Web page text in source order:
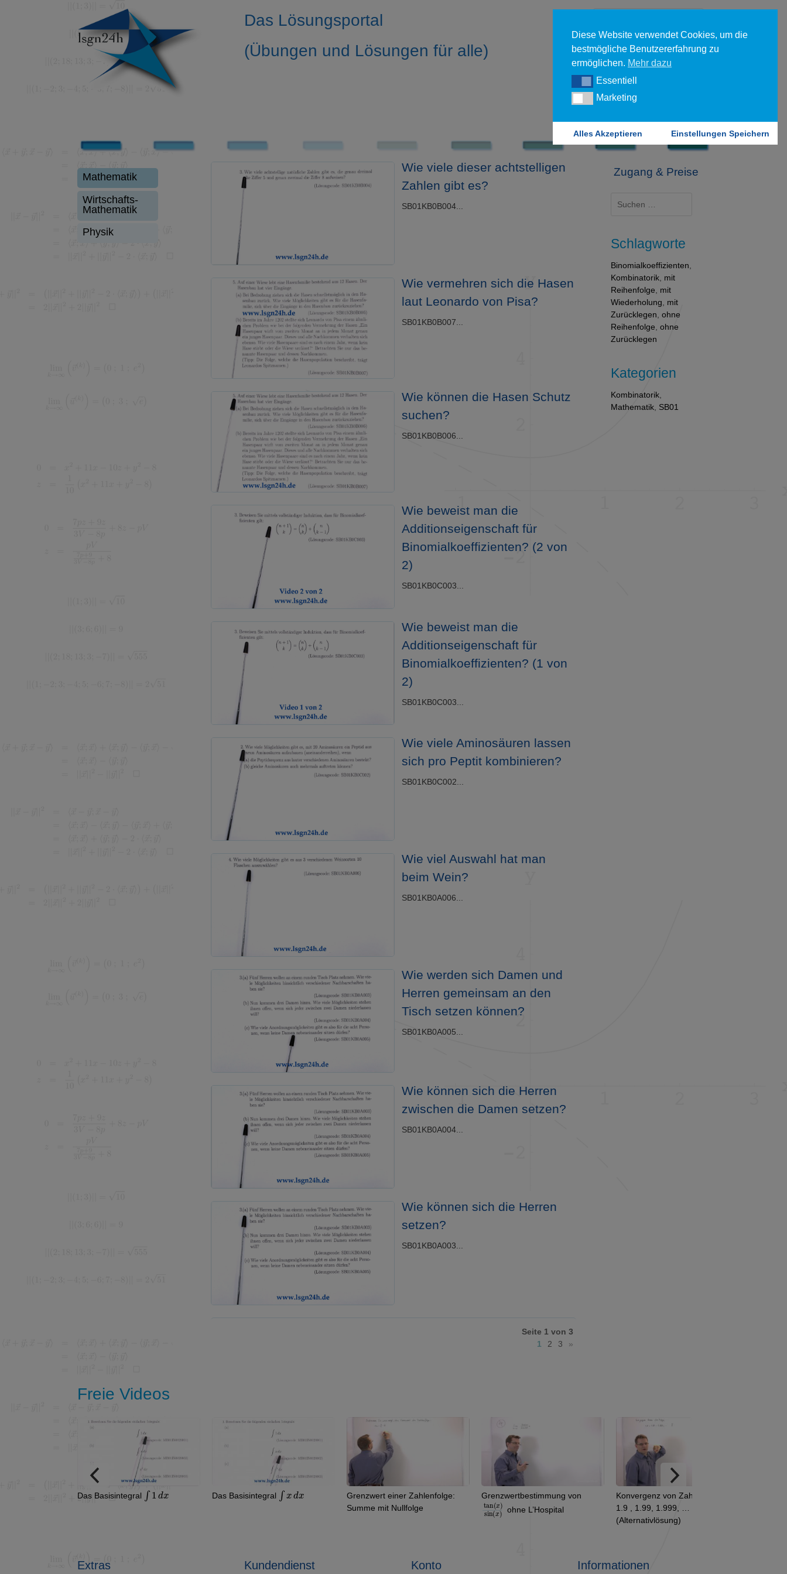
Das Lösungsportal
(Übungen und Lösungen für alle)
Forgot your password?
Mathematik
Wirtschafts-
Mathematik
Physik
Wie viele dieser achtstelligen
Zahlen gibt es?
SB01KB0B004...
Wie vermehren sich die Hasen
laut Leonardo von Pisa?
SB01KB0B007...
Wie können die Hasen Schutz
suchen?
SB01KB0B006...
Wie beweist man die
Additionseigenschaft für
Binomialkoeffizienten? (2 von
2)
SB01KB0C003...
Wie beweist man die
Additionseigenschaft für
Binomialkoeffizienten? (1 von
2)
SB01KB0C003...
Wie viele Aminosäuren lassen
sich pro Peptit kombinieren?
SB01KB0C002...
Wie viel Auswahl hat man
beim Wein?
SB01KB0A006...
Wie werden sich Damen und
Herren gemeinsam an den
Tisch setzen können?
SB01KB0A005...
Wie können sich die Herren
zwischen die Damen setzen?
SB01KB0A004...
Wie können sich die Herren
setzen?
SB01KB0A003...
Seite 1 von 3
1
2 3 »
Zugang & Preise
nach:
Schlagworte
Binomialkoeffizienten
Kombinatorik mit
Reihenfolge
mit
Wiederholung
mit
Zurücklegen ,ohne
Reihenfolge ,ohne
Zurücklegen
Kategorien
Kombinatorik
Mathematik SB01
Freie Videos
Das Basisintegral
Grenzwert einer Zahlenfolge:
Grenzwertbestimmung von
tan(x
)sin(
x) ohne L’Hospital
Konvergenz von Zahlenfolgen:
1.9 , 1.99, 1.999, …
Mengendarstellungen:
Venn-Diagramm
Extras Kundendienst Konto Informationen
Diese Website verwendet Cookies, um die
bestmögliche Benutzererfahrung zu
ermöglichen. Mehr dazu
EssentiellEssentiell
MarketingMarketing
Alles Akzeptieren Einstellungen Speichern